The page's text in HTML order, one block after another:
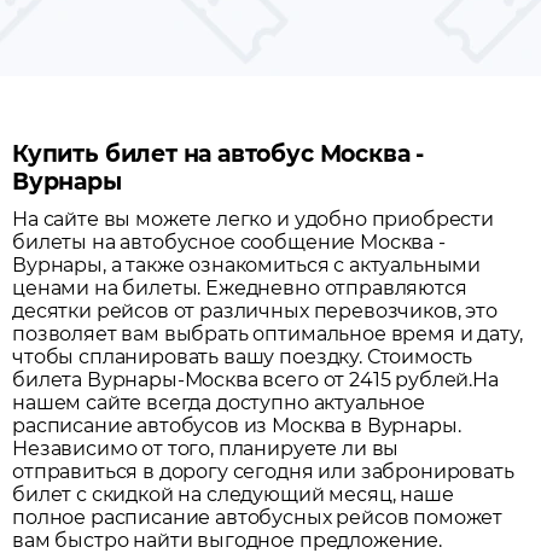
Купить билет на автобус Москва -
Вурнары
На сайте вы можете легко и удобно приобрести
билеты на автобусное сообщение Москва -
Вурнары, а также ознакомиться с актуальными
ценами на билеты. Ежедневно отправляются
десятки рейсов от различных перевозчиков, это
позволяет вам выбрать оптимальное время и дату,
чтобы спланировать вашу поездку. Стоимость
билета Вурнары-Москва всего от 2415 рублей.На
нашем сайте всегда доступно актуальное
расписание автобусов из Москва в Вурнары.
Независимо от того, планируете ли вы
отправиться в дорогу сегодня или забронировать
билет с скидкой на следующий месяц, наше
полное расписание автобусных рейсов поможет
вам быстро найти выгодное предложение.